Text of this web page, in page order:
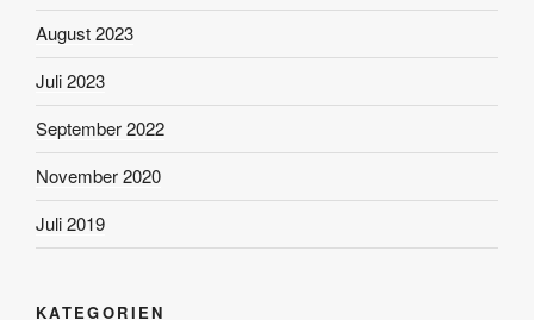
August 2023
Juli 2023
September 2022
November 2020
Juli 2019
KATEGORIEN